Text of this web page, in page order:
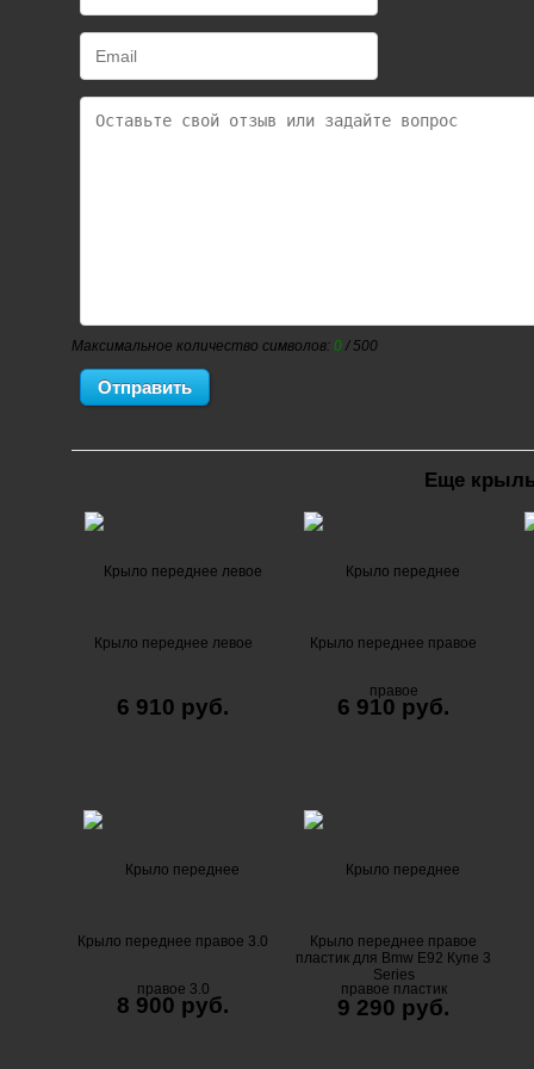
Максимальное количество символов: 0/ 500
Еще
Крыло переднее левое
6 910 руб.
Крыло переднее правое
6 910 руб.
Крыло переднее правое 3.0
8 900 руб.
Крыло переднее правое
пластик для Bmw E92 Купе 3
Series
9 290 руб.